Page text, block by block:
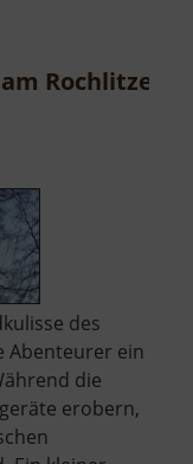
Rochlitzer
des
Abenteurer ein
die
erobern,